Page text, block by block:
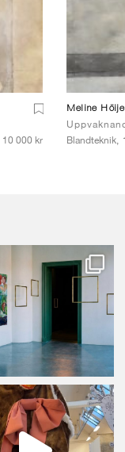
10 000 kr
Meline
Blandteknik,